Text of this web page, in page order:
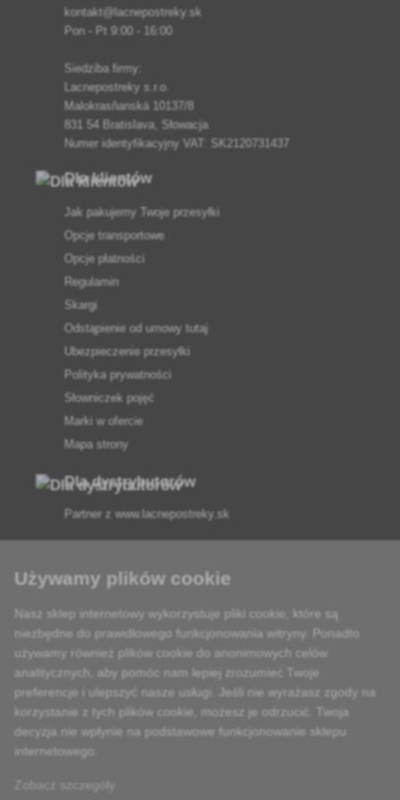
kontakt@lacnepostreky.sk
Pon - Pt 9:00 - 16:00
Siedziba firmy:
Lacnepostreky s.r.o.
Malokrasňanská 10137/8
831 54 Bratislava, Słowacja
Numer identyfikacyjny VAT: SK2120731437
Dla klientów
Jak pakujemy Twoje przesyłki
Opcje transportowe
Opcje płatności
Regulamin
Skargi
Odstąpienie od umowy tutaj
Ubezpieczenie przesyłki
Polityka prywatności
Słowniczek pojęć
Marki w ofercie
Mapa strony
Dla dystrybutorów
Partner z www.lacnepostreky.sk
Zawsze służymy fachową poradą
Używamy plików cookie
Nasz sklep internetowy wykorzystuje pliki cookie, które są
niezbędne do prawidłowego funkcjonowania witryny. Ponadto
używamy również plików cookie do anonimowych celów
analitycznych, aby pomóc nam lepiej zrozumieć Twoje
preferencje i ulepszyć nasze usługi. Jeśli nie wyrażasz zgody na
korzystanie z tych plików cookie, możesz je odrzucić. Twoja
decyzja nie wpłynie na podstawowe funkcjonowanie sklepu
internetowego.
Zobacz szczegóły